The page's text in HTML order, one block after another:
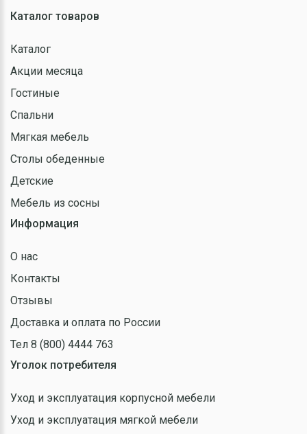
Каталог товаров
Каталог
Акции месяца
Гостиные
Спальни
Мягкая мебель
Столы обеденные
Детские
Мебель из сосны
Информация
О нас
Контакты
Отзывы
Доставка и оплата по России
Тел 8 (800) 4444 763
Уголок потребителя
Уход и эксплуатация корпусной мебели
Уход и эксплуатация мягкой мебели